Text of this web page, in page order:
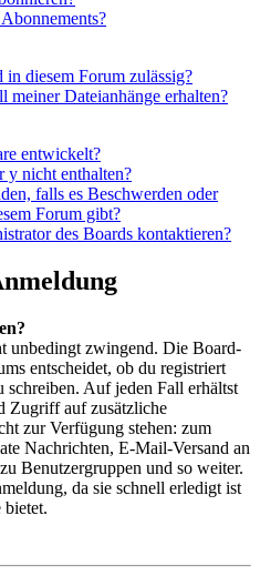
in diesem Forum zulässig?
meiner Dateianhänge erhalten?
entwickelt?
y nicht enthalten?
falls es Beschwerden oder
Forum gibt?
des Boards kontaktieren?
unbedingt zwingend. Die Board-
entscheidet, ob du registriert
schreiben. Auf jeden Fall erhältst
Zugriff auf zusätzliche
zur Verfügung stehen: zum
Nachrichten, E-Mail-Versand an
Benutzergruppen und so weiter.
da sie schnell erledigt ist